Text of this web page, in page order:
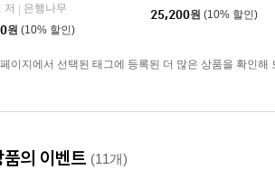
저
은행나무
원 (10% 할인)
25,200원 (10% 할인)
이지에서 선택된 태그에 등록된 더 많은 상품을 확인해
품의 이벤트 (11개)